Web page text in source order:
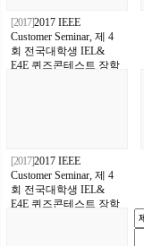
[2017]2017 IEEE
Customer Seminar, 제 4
회 전국대학생 IEL&
E4E 퀴즈콘테스트 장학
[2017]2017 IEEE
Customer Seminar, 제 4
회 전국대학생 IEL&
E4E 퀴즈콘테스트 장학